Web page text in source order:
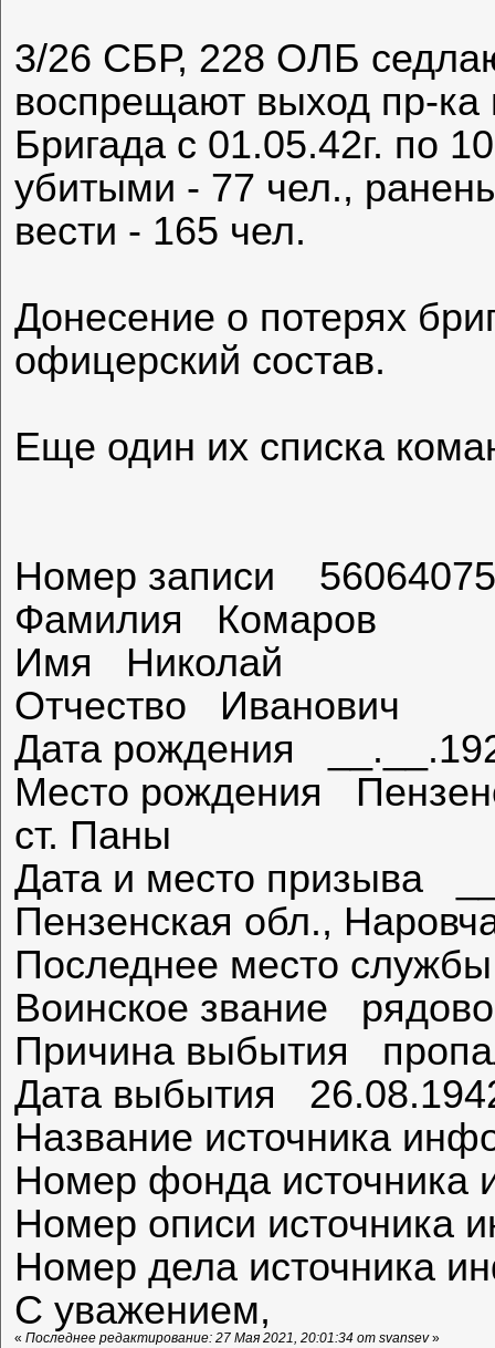
3/26 СБР, 228 ОЛБ
воспрещают выход пр-ка
Бригада с 01.05.42г. по
убитыми - 77 чел.,
вести - 165 чел.
Донесение о потерях
офицерский состав.
Еще один их списка
Номер записи 56064075
Фамилия Комаров
Имя Николай
Отчество Иванович
Дата рождения
Место рождения
ст. Паны
Дата и место призыва
Пензенская обл.,
Последнее место
Воинское звание
Причина выбытия
Дата выбытия
Название источника
Номер фонда
Номер описи
Номер дела источника
С уважением,
« Последнее редактирование: 27 Мая 2021, 20:01:34 от svansev»